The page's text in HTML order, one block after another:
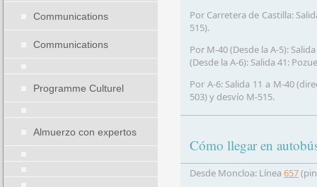
Communications
Communications
Programme Culturel
Almuerzo con expertos
Por Carretera de Castilla:
515).
Por M-40 (Desde la A-5):
(Desde la A-6): Salida 41:
Por A-6: Salida 11 a M-40
503) y desvío M-515.
Cómo llegar en
Desde Moncloa: Línea 657